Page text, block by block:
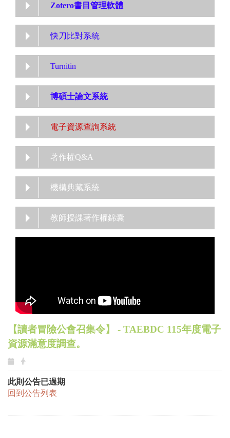
Zotero書目管理軟體
快刀比對系統
Turnitin
博碩士論文系統
電子資源查詢系統
著作權Q&A
機構典藏系統
教師授課著作權錦囊
【讀者冒險公會召集令】 - TAEBDC 115年度電子
資源滿意度調查。
此則公告已過期
回到公告列表